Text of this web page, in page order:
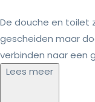
De douche en toilet
gescheiden maar
verbinden naar een
Lees meer